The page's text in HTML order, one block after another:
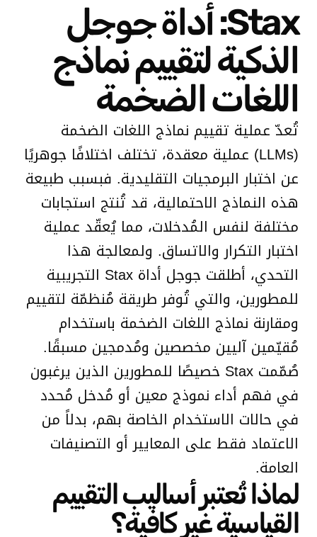
Stax: أداة جوجل
الذكية لتقييم نماذج
اللغات الضخمة
تُعدّ عملية تقييم نماذج اللغات الضخمة
(LLMs) عملية معقدة، تختلف اختلافًا جوهريًا
عن اختبار البرمجيات التقليدية. فبسبب طبيعة
هذه النماذج الاحتمالية، قد تُنتج استجابات
مختلفة لنفس المُدخلات، مما يُعقّد عملية
اختبار التكرار والاتساق. ولمعالجة هذا
التحدي، أطلقت جوجل أداة Stax التجريبية
للمطورين، والتي تُوفر طريقة مُنظمّة لتقييم
ومقارنة نماذج اللغات الضخمة باستخدام
مُقيّمين آليين مخصصين ومُدمجين مسبقًا.
صُمّمت Stax خصيصًا للمطورين الذين يرغبون
في فهم أداء نموذج معين أو مُدخل مُحدد
في حالات الاستخدام الخاصة بهم، بدلاً من
الاعتماد فقط على المعايير أو التصنيفات
العامة.
لماذا تُعتبر أساليب التقييم
القياسية غير كافية؟